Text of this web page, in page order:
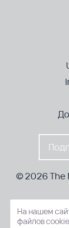
© 2026 The
52-8,
На нашем
файлов